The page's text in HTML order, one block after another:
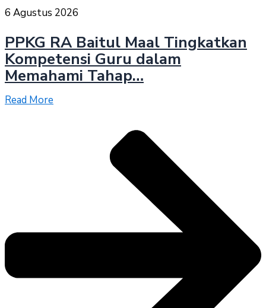
6 Agustus 2026
PPKG RA Baitul Maal Tingkatkan
Kompetensi Guru dalam
Memahami Tahap…
Read More